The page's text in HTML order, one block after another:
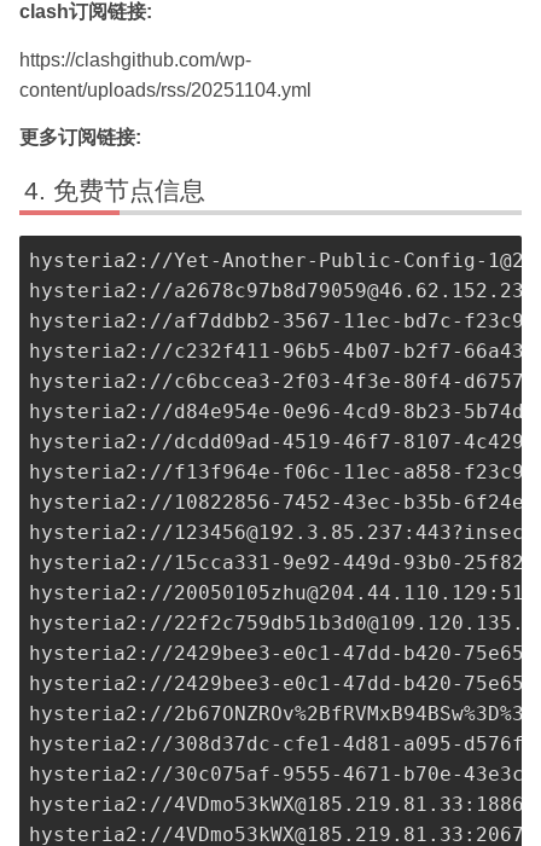
clash订阅链接:
https://clashgithub.com/wp-
content/uploads/rss/20251104.yml
更多订阅链接:
免费节点信息
hysteria2://Yet-Another-Public-Config-
hysteria2://a2678c97b8d79059@46.62.152.236
hysteria2://af7ddbb2-3567-11ec-bd7c-
hysteria2://c232f411-96b5-4b07-b2f7-
hysteria2://c6bccea3-2f03-4f3e-80f4-
hysteria2://d84e954e-0e96-4cd9-8b23-
hysteria2://dcdd09ad-4519-46f7-8107-
hysteria2://f13f964e-f06c-11ec-a858-
hysteria2://10822856-7452-43ec-b35b-
hysteria2://123456@192.3.85.237
hysteria2://15cca331-9e92-449d-93b0-
hysteria2://20050105zhu@204.44.110.129
hysteria2://
hysteria2://2429bee3-e0c1-47dd-b420-
hysteria2://2429bee3-e0c1-47dd-b420-
hysteria2://2b67ONZROv%2BfRVMxB94BSw%3D%
hysteria2://308d37dc-cfe1-4d81-a095-
hysteria2://30c075af-9555-4671-b70e-
hysteria2://4VDmo53kWX@185.219.81.33
hysteria2://4VDmo53kWX@185.219.81.33